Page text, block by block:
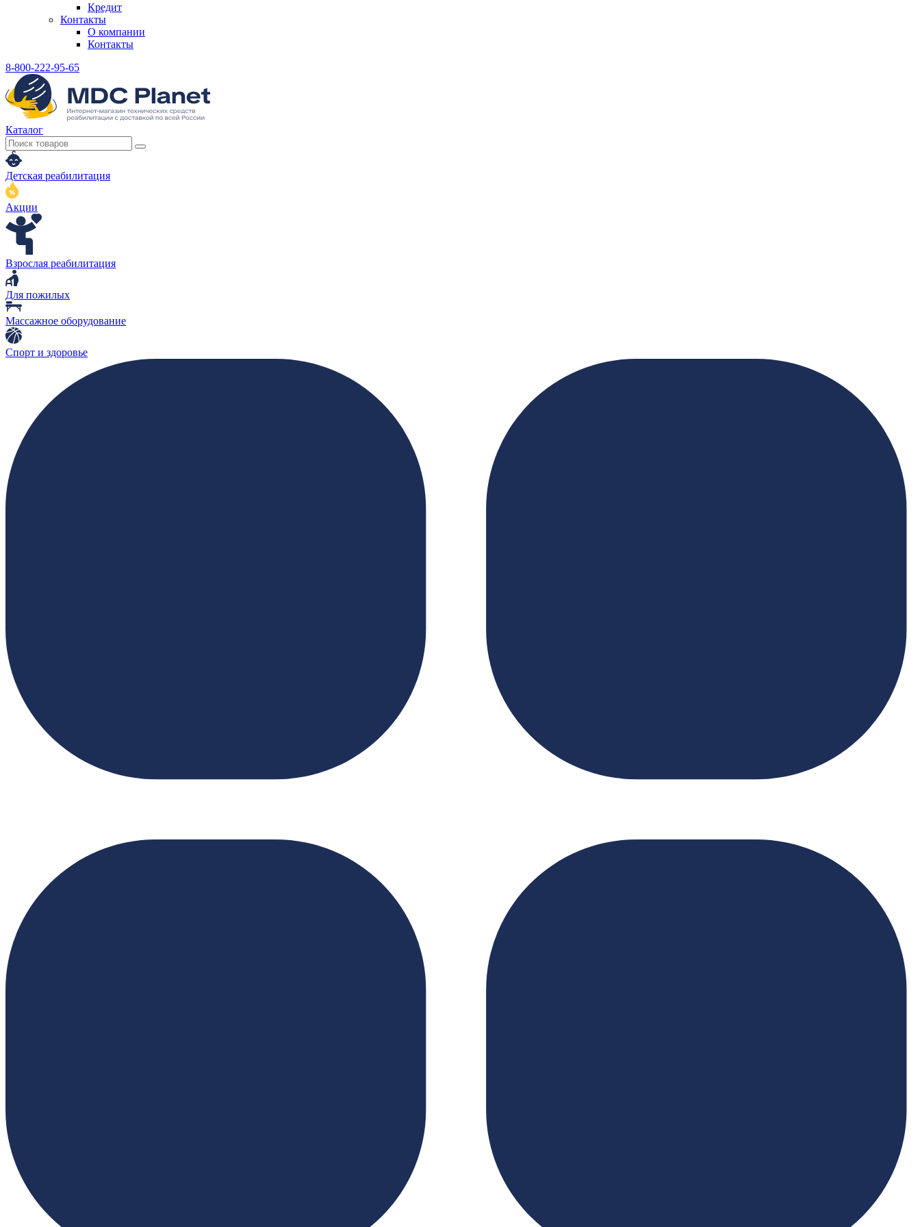
Кредит
Контакты
О компании
Контакты
8-800-222-95-65
Каталог
Детская реабилитация
Акции
Взрослая реабилитация
Для пожилых
Массажное оборудование
Спорт и здоровье